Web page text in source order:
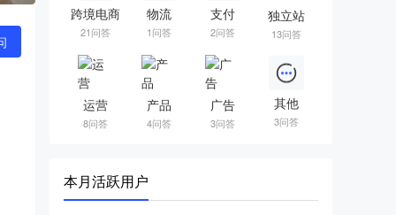
跨境电商
21问答
物流
1问答
支付
2问答
独立站
13问答
运营
8问答
产品
4问答
广告
3问答
其他
3问答
本月活跃用户